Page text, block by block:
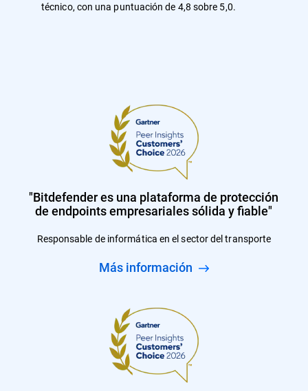
técnico, con una puntuación de 4,8 sobre 5,0.
"Bitdefender es una plataforma de protección
de endpoints empresariales sólida y fiable"
Responsable de informática en el sector del transporte
Más información